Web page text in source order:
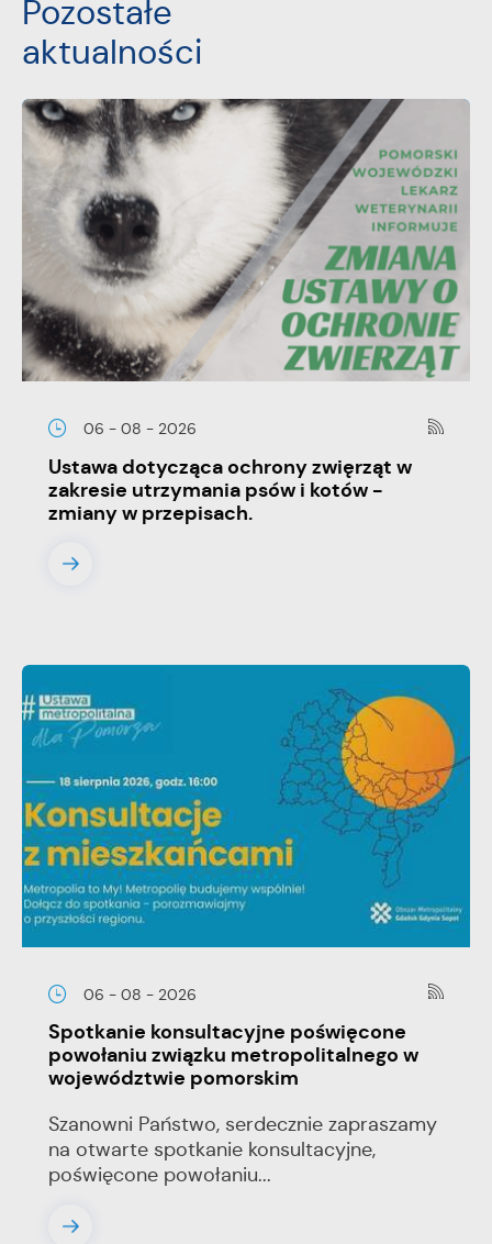
Pozostałe
aktualności
06 - 08 - 2026
Ustawa dotycząca ochrony zwięrząt w
zakresie utrzymania psów i kotów -
zmiany w przepisach.
06 - 08 - 2026
Spotkanie konsultacyjne poświęcone
powołaniu związku metropolitalnego w
województwie pomorskim
Szanowni Państwo, serdecznie zapraszamy
na otwarte spotkanie konsultacyjne,
poświęcone powołaniu...